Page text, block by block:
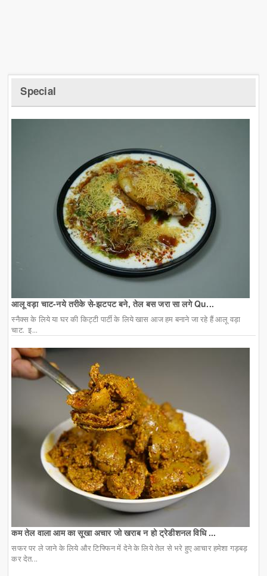
Special
आलू वड़ा चाट-नये तरीके से-झटपट बने, तेल बस जरा सा लगे Qu...
स्नैक्स के लिये या घर की किट्टी पार्टी के लिये खास आज हम बनाने जा रहे हैं आलू वड़ा
चाट. इ...
कम तेल वाला आम का सूखा अचार जो खराब न हो ट्रेडीशनल विधि ...
सफर पर ले जाने के लिये और टिफ्फिन में देने के लिये तेल से भरे हुए आचार हमेशा गड़बड़
कर देत...